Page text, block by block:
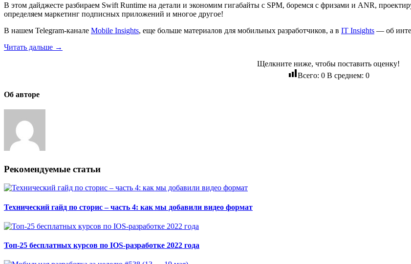
В этом дайджесте разбираем Swift Runtime на детали и экономим гигабайты с SPM, боремся с фризами и ANR,
определяем маркетинг подписных приложений и многое другое!
В нашем Telegram-канале Mobile Insights, еще больше материалов для мобильных разработчиков, а в IT Insights — об
Читать дальше →
Щелкните ниже, чтобы поставить оценку!
Всего: 0В среднем: 0
Об авторе
Рекомендуемые статьи
Технический гайд по сторис – часть 4: как мы добавили видео формат
Топ-25 бесплатных курсов по IOS-разработке 2022 года